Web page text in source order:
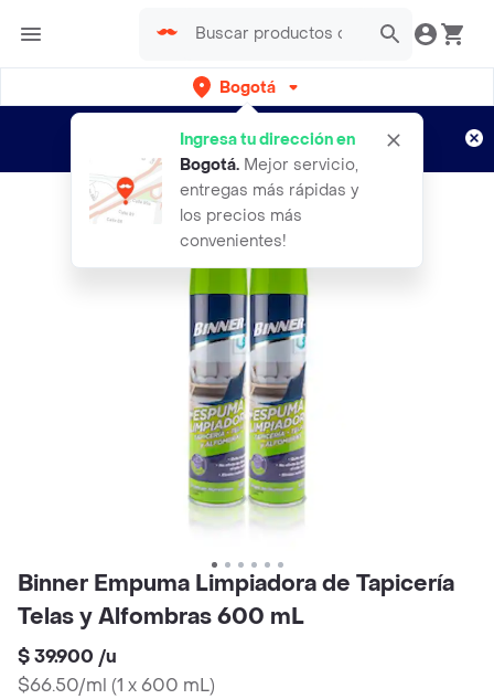
Bogotá
Ingresa tu dirección en
Bogotá. Mejor servicio,
entregas más rápidas y
los precios más
convenientes!
envíos gratis por semanas
Aplican TyC
Binner Empuma Limpiadora de Tapicería
Telas y Alfombras 600 mL
$ 39.900 /u
$66.50/ml (1 x 600 mL)